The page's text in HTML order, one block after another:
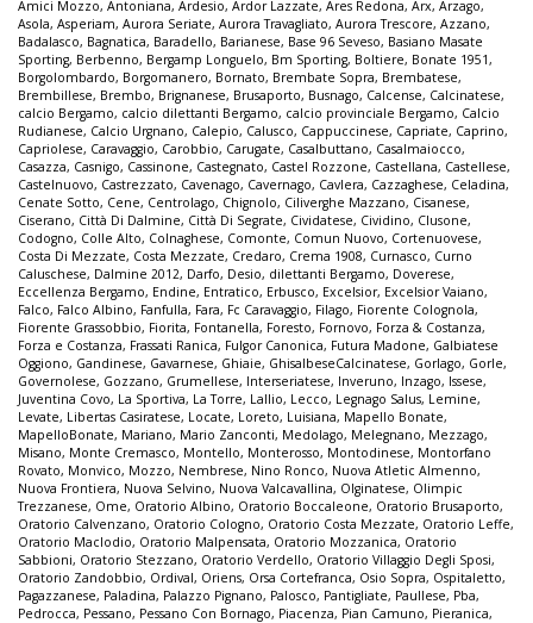
Amici Mozzo, Antoniana, Ardesio, Ardor Lazzate, Ares Redona, Arx, Arzago,
Asola, Asperiam, Aurora Seriate, Aurora Travagliato, Aurora Trescore, Azzano,
Badalasco, Bagnatica, Baradello, Barianese, Base 96 Seveso, Basiano Masate
Sporting, Berbenno, Bergamp Longuelo, Bm Sporting, Boltiere, Bonate 1951,
Borgolombardo, Borgomanero, Bornato, Brembate Sopra, Brembatese,
Brembillese, Brembo, Brignanese, Brusaporto, Busnago, Calcense, Calcinatese,
calcio Bergamo, calcio dilettanti Bergamo, calcio provinciale Bergamo, Calcio
Rudianese, Calcio Urgnano, Calepio, Calusco, Cappuccinese, Capriate, Caprino,
Capriolese, Caravaggio, Carobbio, Carugate, Casalbuttano, Casalmaiocco,
Casazza, Casnigo, Cassinone, Castegnato, Castel Rozzone, Castellana, Castellese,
Castelnuovo, Castrezzato, Cavenago, Cavernago, Cavlera, Cazzaghese, Celadina,
Cenate Sotto, Cene, Centrolago, Chignolo, Ciliverghe Mazzano, Cisanese,
Ciserano, Città Di Dalmine, Città Di Segrate, Cividatese, Cividino, Clusone,
Codogno, Colle Alto, Colnaghese, Comonte, Comun Nuovo, Cortenuovese,
Costa Di Mezzate, Costa Mezzate, Credaro, Crema 1908, Curnasco, Curno
Caluschese, Dalmine 2012, Darfo, Desio, dilettanti Bergamo, Doverese,
Eccellenza Bergamo, Endine, Entratico, Erbusco, Excelsior, Excelsior Vaiano,
Falco, Falco Albino, Fanfulla, Fara, Fc Caravaggio, Filago, Fiorente Colognola,
Fiorente Grassobbio, Fiorita, Fontanella, Foresto, Fornovo, Forza & Costanza,
Forza e Costanza, Frassati Ranica, Fulgor Canonica, Futura Madone, Galbiatese
Oggiono, Gandinese, Gavarnese, Ghiaie, GhisalbeseCalcinatese, Gorlago, Gorle,
Governolese, Gozzano, Grumellese, Interseriatese, Inveruno, Inzago, Issese,
Juventina Covo, La Sportiva, La Torre, Lallio, Lecco, Legnago Salus, Lemine,
Levate, Libertas Casiratese, Locate, Loreto, Luisiana, Mapello Bonate,
MapelloBonate, Mariano, Mario Zanconti, Medolago, Melegnano, Mezzago,
Misano, Monte Cremasco, Montello, Monterosso, Montodinese, Montorfano
Rovato, Monvico, Mozzo, Nembrese, Nino Ronco, Nuova Atletic Almenno,
Nuova Frontiera, Nuova Selvino, Nuova Valcavallina, Olginatese, Olimpic
Trezzanese, Ome, Oratorio Albino, Oratorio Boccaleone, Oratorio Brusaporto,
Oratorio Calvenzano, Oratorio Cologno, Oratorio Costa Mezzate, Oratorio Leffe,
Oratorio Maclodio, Oratorio Malpensata, Oratorio Mozzanica, Oratorio
Sabbioni, Oratorio Stezzano, Oratorio Verdello, Oratorio Villaggio Degli Sposi,
Oratorio Zandobbio, Ordival, Oriens, Orsa Cortefranca, Osio Sopra, Ospitaletto,
Pagazzanese, Paladina, Palazzo Pignano, Palosco, Pantigliate, Paullese, Pba,
Pedrocca, Pessano, Pessano Con Bornago, Piacenza, Pian Camuno, Pieranica,